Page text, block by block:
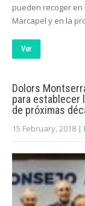
pueden recoger en
Marcapel y en la
Ver
Dolors
para establecer
de próximas
15 February, 2018 |